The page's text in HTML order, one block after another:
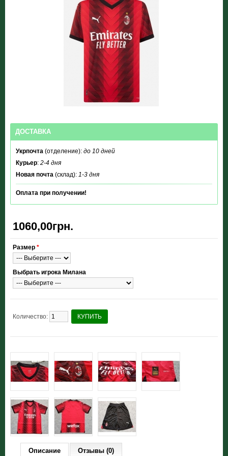
ДОСТАВКА
Укрпочта (отделение): до 10 дней
Курьер: 2-4 дня
Новая почта (склад): 1-3 дня
Оплата при получении!
1060,00грн.
Размер *
Выбрать игрока Милана
Количество: КУПИТЬ
Описание Отзывы (0)